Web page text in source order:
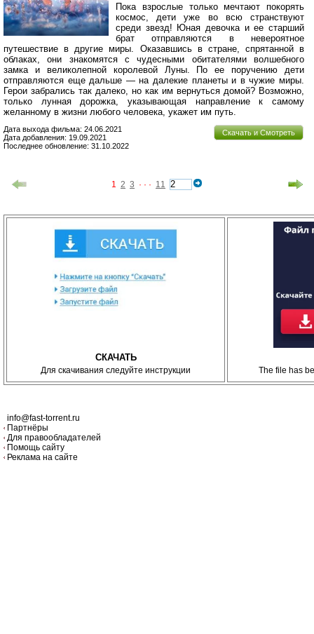
Пока взрослые только мечтают покорять
космос, дети уже во всю странствуют
среди звезд! Юная девочка и ее старший
брат отправляются в невероятное
путешествие в другие миры. Оказавшись в стране, спрятанной в
облаках, они знакомятся с чудесными обитателями волшебного
замка и великолепной королевой Луны. По ее поручению дети
отправляются еще дальше — на далекие планеты и в чужие миры.
Герои забрались так далеко, но как им вернуться домой? Возможно,
только лунная дорожка, указывающая направление к самому
желанному в жизни любого человека, укажет им путь.
Скачать и Смотреть
Дата выхода фильма: 24.06.2021
Дата добавления: 19.09.2021
Последнее обновление: 31.10.2022
1 2 3 · · · 11
СКАЧАТЬ
Для скачивания следуйте инструкции The file has
info@fast-torrent.ru
Партнёры
Для правообладателей
Помощь сайту
Реклама на сайте